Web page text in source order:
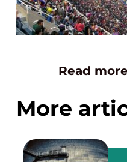
Read
More